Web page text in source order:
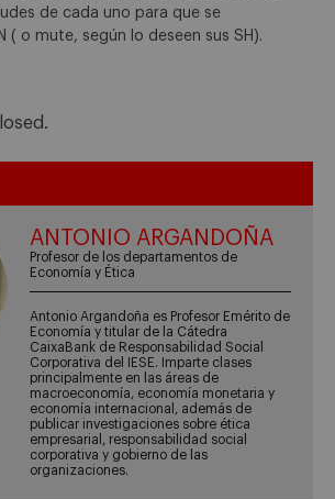
de cada uno para que se
( o mute, según lo deseen sus SH).
ANTONIO ARGANDOÑA
Profesor de los departamentos de
Economía y Ética
Antonio Argandoña es Profesor Emérito de
Economía y titular de la Cátedra
CaixaBank de Responsabilidad Social
Corporativa del IESE. Imparte clases
principalmente en las áreas de
macroeconomía, economía monetaria y
economía internacional, además de
publicar investigaciones sobre ética
empresarial, responsabilidad social
corporativa y gobierno de las
organizaciones.